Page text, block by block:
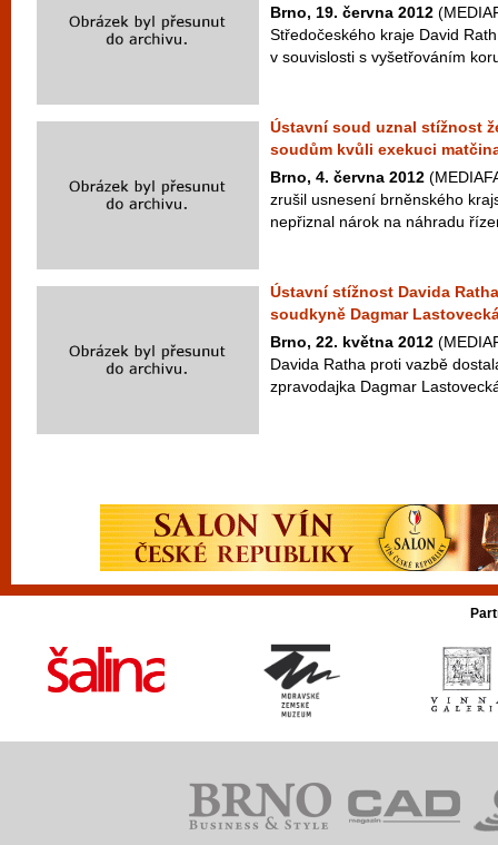
Brno, 19. června 2012
Středočeského kraje David
v souvislosti s vyšetřováním
Ústavní soud uznal stížnost
soudům kvůli exekuci
Brno, 4. června 2012
zrušil usnesení brněnského
nepřiznal nárok na náhradu
Ústavní stížnost Davida
soudkyně Dagmar
Brno, 22. května 2012
Davida Ratha proti vazbě
zpravodajka Dagmar